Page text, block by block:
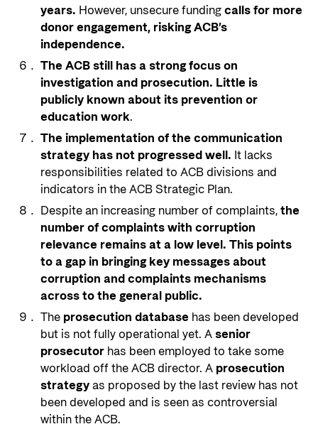
years. However, unsecure fundingcalls for more
donor engagement, risking ACB’s
independence.
The ACB still has a strong focus on
investigation and prosecution. Little is
publicly known about its prevention or
education work.
The implementation of the communication
strategy has not progressed well. It lacks
responsibilities related to ACB divisions and
indicators in the ACB Strategic Plan.
Despite an increasing number of complaints,the
number of complaints with corruption
relevance remains at a low level. This points
to a gap in bringing key messages about
corruption and complaints mechanisms
across to the general public.
The prosecution database has been developed
but is not fully operational yet. Asenior
prosecutor has been employed to take some
workload off the ACB director. A prosecution
strategyas proposed by the last review has not
been developed and is seen as controversial
within the ACB.